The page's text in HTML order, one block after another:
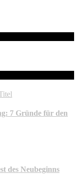
7 Gründe für den
des Neubeginns